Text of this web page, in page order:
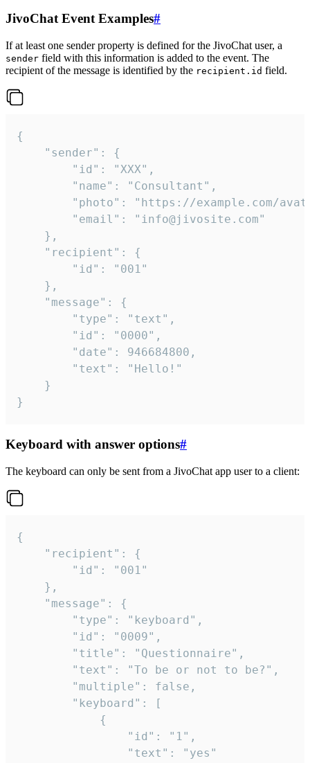
JivoChat Event Examples#
If at least one sender property is defined for the JivoChat user, a
sender field with this information is added to the event. The
recipient of the message is identified by the recipient.id field.
{
}
Keyboard with answer options#
The keyboard can only be sent from a JivoChat app user to a client:
{